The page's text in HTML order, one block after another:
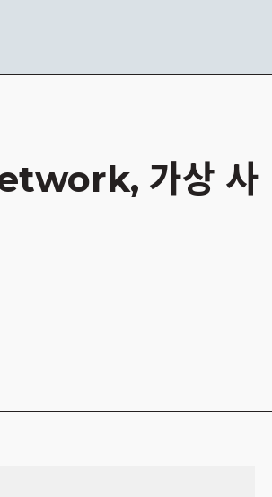
가상 사